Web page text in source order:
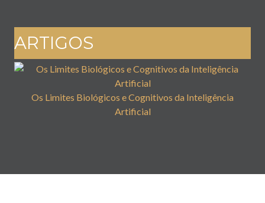
ARTIGOS
Os Limites Biológicos e Cognitivos da Inteligência
Artificial